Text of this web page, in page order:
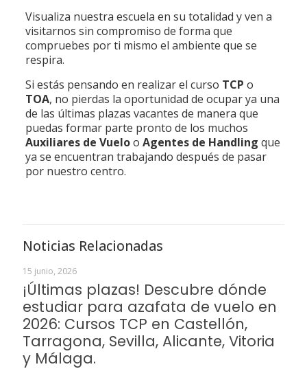
Visualiza nuestra escuela en su totalidad y ven a
visitarnos sin compromiso de forma que
compruebes por ti mismo el ambiente que se
respira.
Si estás pensando en realizar el curso TCP o
TOA, no pierdas la oportunidad de ocupar ya una
de las últimas plazas vacantes de manera que
puedas formar parte pronto de los muchos
Auxiliares de Vueloo Agentes de Handling que
ya se encuentran trabajando después de pasar
por nuestro centro.
Noticias Relacionadas
15 junio, 2026
¡Últimas plazas! Descubre dónde
estudiar para azafata de vuelo en
2026: Cursos TCP en Castellón,
Tarragona, Sevilla, Alicante, Vitoria
y Málaga.